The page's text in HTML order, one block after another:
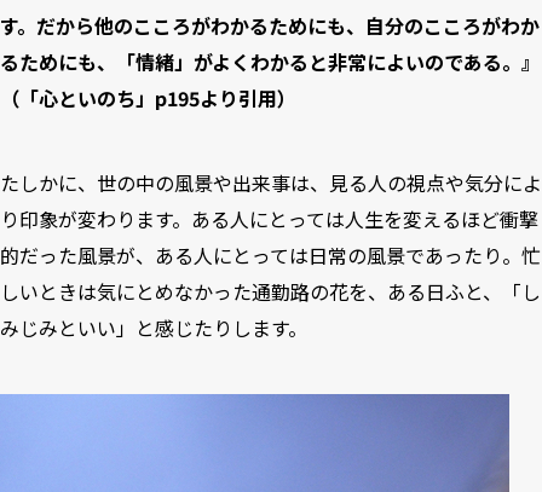
す。だから他のこころがわかるためにも、自分のこころがわか
るためにも、「情緒」がよくわかると非常によいのである。』
（「心といのち」p195より引用）
たしかに、世の中の風景や出来事は、見る人の視点や気分によ
り印象が変わります。ある人にとっては人生を変えるほど衝撃
的だった風景が、ある人にとっては日常の風景であったり。忙
しいときは気にとめなかった通勤路の花を、ある日ふと、「し
みじみといい」と感じたりします。